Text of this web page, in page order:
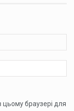
цьому браузері для